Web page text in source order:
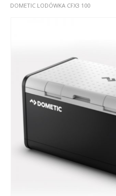
DOMETIC LODÓWKA CFX3 100